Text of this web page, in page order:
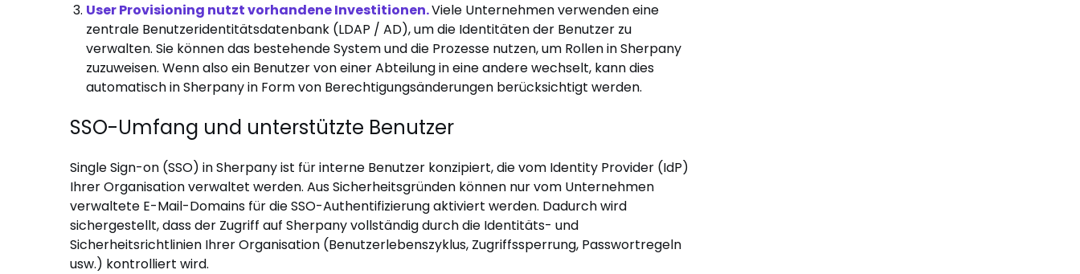
User Provisioning nutzt vorhandene Investitionen.Viele Unternehmen verwenden eine
zentrale Benutzeridentitätsdatenbank (LDAP / AD), um die Identitäten der Benutzer zu
verwalten. Sie können das bestehende System und die Prozesse nutzen, um Rollen in Sherpany
zuzuweisen. Wenn also ein Benutzer von einer Abteilung in eine andere wechselt, kann dies
automatisch in Sherpany in Form von Berechtigungsänderungen berücksichtigt werden.
SSO-Umfang und unterstützte Benutzer
Single Sign-on (SSO) in Sherpany ist für interne Benutzer konzipiert, die vom Identity Provider (IdP)
Ihrer Organisation verwaltet werden. Aus Sicherheitsgründen können nur vom Unternehmen
verwaltete E-Mail-Domains für die SSO-Authentifizierung aktiviert werden. Dadurch wird
sichergestellt, dass der Zugriff auf Sherpany vollständig durch die Identitäts- und
Sicherheitsrichtlinien Ihrer Organisation (Benutzerlebenszyklus, Zugriffssperrung, Passwortregeln
usw.) kontrolliert wird.